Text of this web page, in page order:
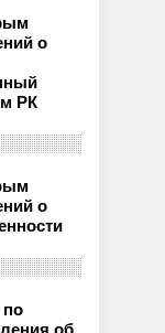
о
РК
о
по
об